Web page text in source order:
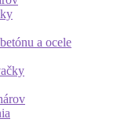
a ocele